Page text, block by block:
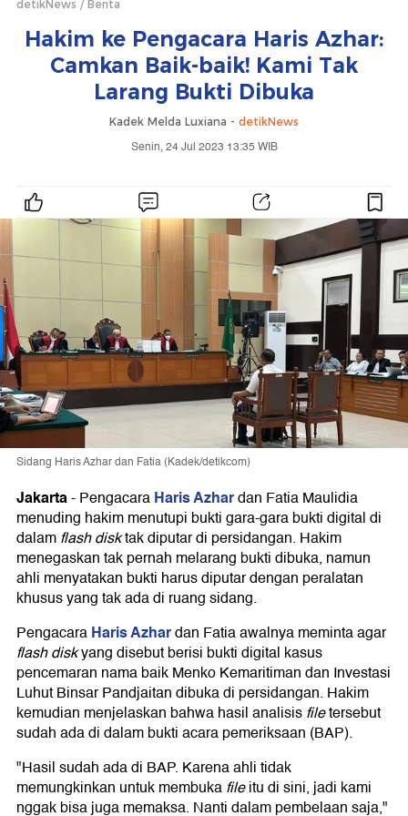
detikNews Berita
Hakim ke Pengacara Haris Azhar:
Camkan Baik-baik! Kami Tak
Larang Bukti Dibuka
Kadek Melda Luxiana - detikNews
Senin, 24 Jul 2023 13:35 WIB
Sidang Haris Azhar dan Fatia (Kadek/detikcom)
Jakarta-PengacaraHaris Azhardan Fatia Maulidia
menuding hakim menutupi bukti gara-gara bukti digital di
dalamflash disktak diputar di persidangan. Hakim
menegaskan tak pernah melarang bukti dibuka, namun
ahli menyatakan bukti harus diputar dengan peralatan
khusus yang tak ada di ruang sidang.
PengacaraHaris Azhardan Fatia awalnya meminta agar
flash diskyang disebut berisi bukti digital kasus
pencemaran nama baik Menko Kemaritiman dan Investasi
Luhut Binsar Pandjaitan dibuka di persidangan. Hakim
kemudian menjelaskan bahwa hasil analisisfiletersebut
sudah ada di dalam bukti acara pemeriksaan (BAP).
"Hasil sudah ada di BAP. Karena ahli tidak
memungkinkan untuk membukafileitu di sini, jadi kami
nggak bisa juga memaksa. Nanti dalam pembelaan saja,"